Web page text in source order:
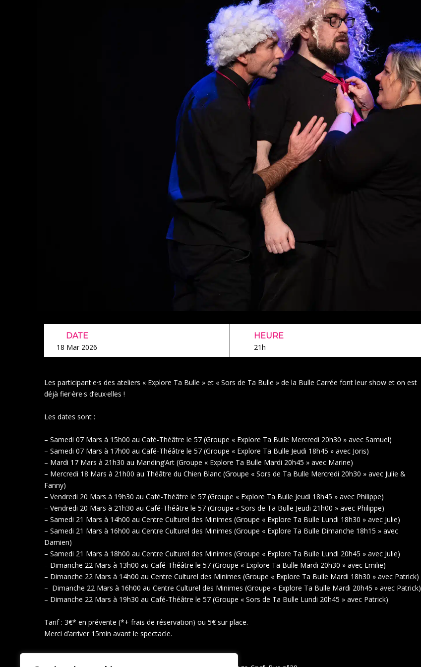
DATE
18 Mar 2026
HEURE
21h
Les participant·e·s des ateliers « Explore Ta Bulle » et « Sors de Ta Bulle » de la Bulle Carrée font leur show et on est
déjà fier·ère·s d’eux·elles !
Les dates sont :
– Samedi 07 Mars à 15h00 au Café-Théâtre le 57 (Groupe « Explore Ta Bulle Mercredi 20h30 » avec Samuel)
– Samedi 07 Mars à 17h00 au Café-Théâtre le 57 (Groupe « Explore Ta Bulle Jeudi 18h45 » avec Joris)
– Mardi 17 Mars à 21h30 au Manding’Art (Groupe « Explore Ta Bulle Mardi 20h45 » avec Marine)
– Mercredi 18 Mars à 21h00 au Théâtre du Chien Blanc (Groupe « Sors de Ta Bulle Mercredi 20h30 » avec Julie &
Fanny)
– Vendredi 20 Mars à 19h30 au Café-Théâtre le 57 (Groupe « Explore Ta Bulle Jeudi 18h45 » avec Philippe)
– Vendredi 20 Mars à 21h30 au Café-Théâtre le 57 (Groupe « Sors de Ta Bulle Jeudi 21h00 » avec Philippe)
– Samedi 21 Mars à 14h00 au Centre Culturel des Minimes (Groupe « Explore Ta Bulle Lundi 18h30 » avec Julie)
– Samedi 21 Mars à 16h00 au Centre Culturel des Minimes (Groupe « Explore Ta Bulle Dimanche 18h15 » avec
Damien)
– Samedi 21 Mars à 18h00 au Centre Culturel des Minimes (Groupe « Explore Ta Bulle Lundi 20h45 » avec Julie)
– Dimanche 22 Mars à 13h00 au Café-Théâtre le 57 (Groupe « Explore Ta Bulle Mardi 20h30 » avec Emilie)
– Dimanche 22 Mars à 14h00 au Centre Culturel des Minimes (Groupe « Explore Ta Bulle Mardi 18h30 » avec Patrick)
– Dimanche 22 Mars à 16h00 au Centre Culturel des Minimes (Groupe « Explore Ta Bulle Mardi 20h45 » avec Patrick)
– Dimanche 22 Mars à 19h30 au Café-Théâtre le 57 (Groupe « Sors de Ta Bulle Lundi 20h45 » avec Patrick)
Tarif : 3€* en prévente (*+ frais de réservation) ou 5€ sur place.
Merci d’arriver 15min avant le spectacle.
Adresse des lieux :